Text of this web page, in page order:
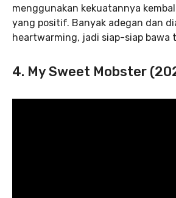
menggunakan kekuatannya
yang positif. Banyak adegan dan
heartwarming, jadi siap-siap bawa
4. My Sweet Mobster